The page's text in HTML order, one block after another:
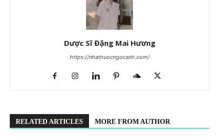
Dược Sĩ Đặng Mai Hương
https://nhathuocngocanh.com/
RELATED ARTICLES MORE FROM AUTHOR